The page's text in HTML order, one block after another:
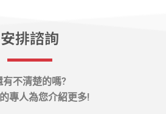
安排諮詢
有不清楚的嗎?
專人為您介紹更多!